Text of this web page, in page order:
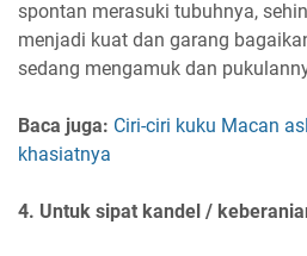
spontan merasuki tubuhnya,
menjadi kuat dan garang
sedang mengamuk dan
Baca juga: Ciri-ciri kuku Macan
khasiatnya
4. Untuk sipat kandel /